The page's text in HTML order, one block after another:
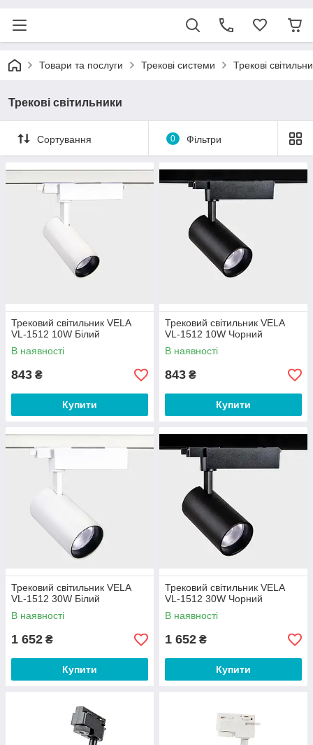
Товари та послуги Трекові системи Трекові
Трекові світильники
Сортування 0 Фільтри
Трековий світильник VELA
VL-1512 10W Білий
В наявності
843 ₴
Купити
Трековий світильник VELA
VL-1512 10W Чорний
В наявності
843 ₴
Купити
Трековий світильник VELA
VL-1512 30W Білий
В наявності
1 652 ₴
Купити
Трековий світильник VELA
VL-1512 30W Чорний
В наявності
1 652 ₴
Купити